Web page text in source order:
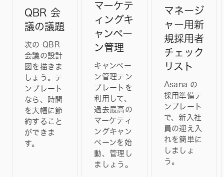
QBR 会
議の議題
次の QBR
会議の設計
図を描きま
しょう。テ
ンプレート
なら、時間
を大幅に節
約すること
ができま
す。
マーケテ
ィングキ
ャンペー
ン管理
キャンペー
ン管理テン
プレートを
利用して、
過去最高の
マーケティ
ングキャン
ペーンを始
動、管理し
ましょう。
マネージ
ャー用新
規採用者
チェック
リスト
Asana の
採用準備テ
ンプレート
で、新入社
員の迎え入
れを簡単に
しましょ
う。